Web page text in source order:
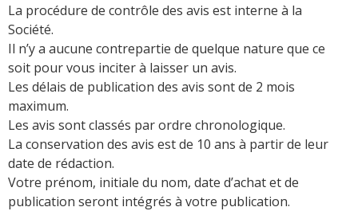
La procédure de contrôle des avis est interne à la
Société.
Il n’y a aucune contrepartie de quelque nature que ce
soit pour vous inciter à laisser un avis.
Les délais de publication des avis sont de 2 mois
maximum.
Les avis sont classés par ordre chronologique.
La conservation des avis est de 10 ans à partir de leur
date de rédaction.
Votre prénom, initiale du nom, date d’achat et de
publication seront intégrés à votre publication.